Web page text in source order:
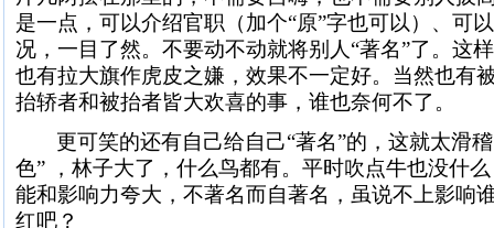
是一点，可以介绍官职（加个“原”字也可以）、可
况，一目了然。不要动不动就将别人“著名”了。这
也有拉大旗作虎皮之嫌，效果不一定好。当然也有
抬轿者和被抬者皆大欢喜的事，谁也奈何不了。
更可笑的还有自己给自己“著名”的，这就太滑
色”
，林子大了，什么鸟都有。平时吹点牛也没什
能和影响力夸大，不著名而自著名，虽说不上影响
红吧？